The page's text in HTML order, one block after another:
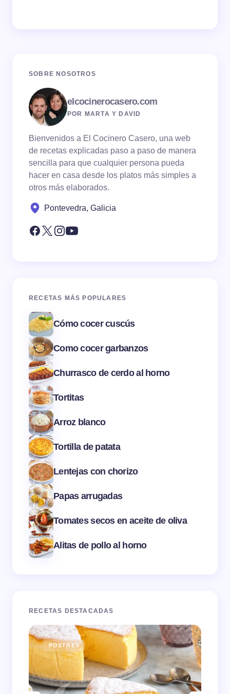
SOBRE NOSOTROS
elcocinerocasero.com
POR MARTA Y DAVID
Bienvenidos a El Cocinero Casero, una web
de recetas explicadas paso a paso de manera
sencilla para que cualquier persona pueda
hacer en casa desde los platos más simples a
otros más elaborados.
Pontevedra, Galicia
RECETAS MÁS POPULARES
Cómo cocer cuscús
Como cocer garbanzos
Churrasco de cerdo al horno
Tortitas
Arroz blanco
Tortilla de patata
Lentejas con chorizo
Papas arrugadas
Tomates secos en aceite de oliva
Alitas de pollo al horno
RECETAS DESTACADAS
POSTRES